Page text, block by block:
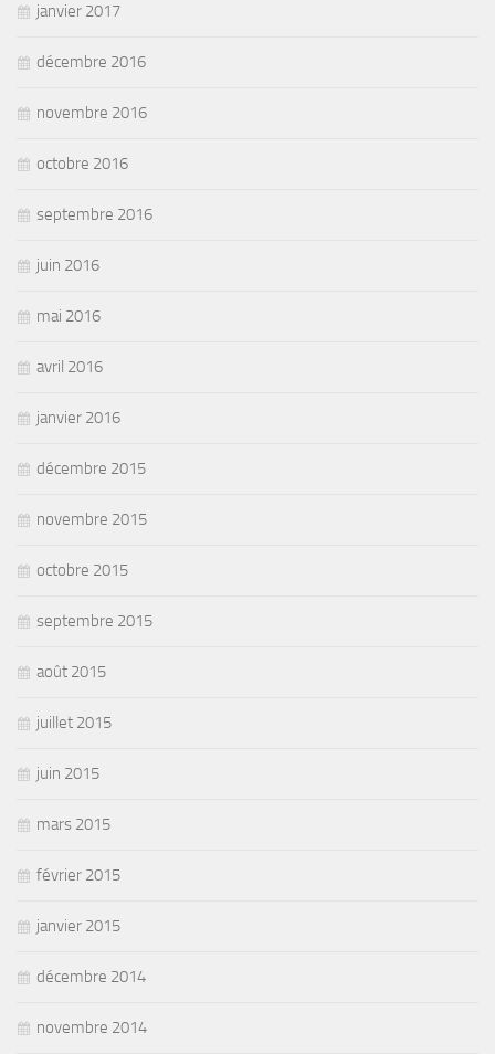
janvier 2017
décembre 2016
novembre 2016
octobre 2016
septembre 2016
juin 2016
mai 2016
avril 2016
janvier 2016
décembre 2015
novembre 2015
octobre 2015
septembre 2015
août 2015
juillet 2015
juin 2015
mars 2015
février 2015
janvier 2015
décembre 2014
novembre 2014